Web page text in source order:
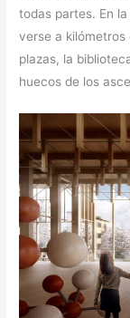
todas partes. En
verse a kilómetros
plazas, la
huecos de los